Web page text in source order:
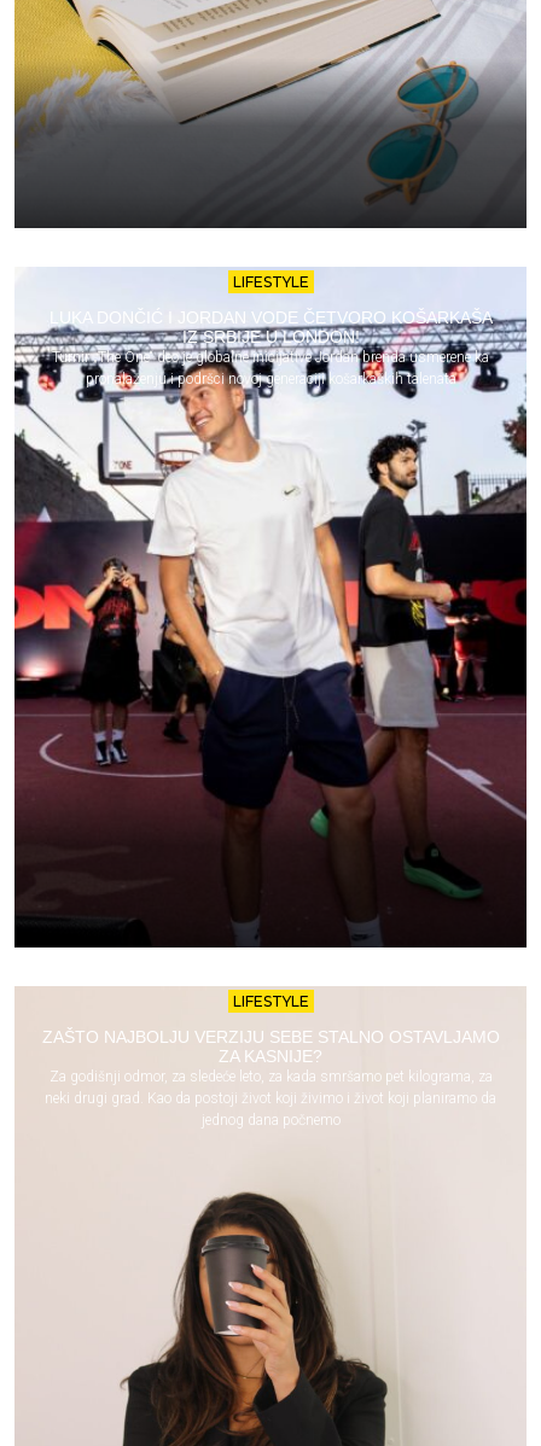
LIFESTYLE
LUKA DONČIĆ I JORDAN VODE ČETVORO KOŠARKAŠA
IZ SRBIJE U LONDON!
Turnir „The One“ deo je globalne inicijative Jordan brenda usmerene ka
pronalaženju i podršci novoj generaciji košarkaških talenata
LIFESTYLE
ZAŠTO NAJBOLJU VERZIJU SEBE STALNO OSTAVLJAMO
ZA KASNIJE?
Za godišnji odmor, za sledeće leto, za kada smršamo pet kilograma, za
neki drugi grad. Kao da postoji život koji živimo i život koji planiramo da
jednog dana počnemo